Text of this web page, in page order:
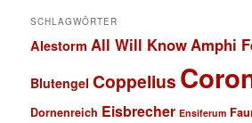
SCHLAGWÖRTER
Alestorm All Will KnowAmphi
Blutengel Coppelius
Dornenreich Eisbrecher Ensiferum